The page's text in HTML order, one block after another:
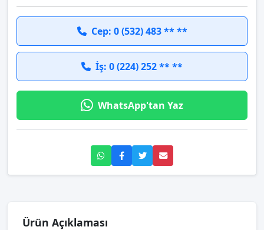
Cep: 0 (532) 483 ** **
İş: 0 (224) 252 ** **
WhatsApp'tan Yaz
Ürün Açıklaması